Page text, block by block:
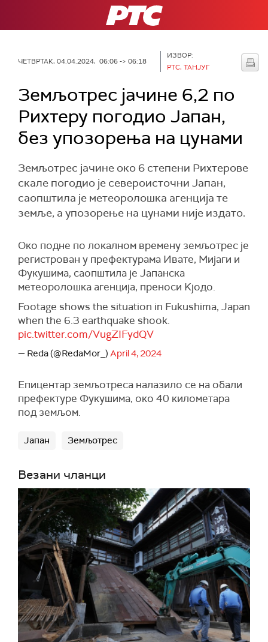
РТС
ЧЕТВРТАК, 04.04.2024, 06:06 -> 06:18
ИЗВОР:
РТС, ТАНЈУГ
Земљотрес јачине 6,2 по
Рихтеру погодио Јапан,
без упозорења на цунами
Земљотрес јачине око 6 степени Рихтерове
скале погодио је североисточни Јапан,
саопштила је метеоролошка агенција те
земље, а упозорење на цунами није издато.
Око подне по локалном времену земљотрес је
регистрован у префектурама Ивате, Мијаги и
Фукушима, саопштила је Јапанска
метеоролошка агенција, преноси Kјодо.
Footage shows the situation in Fukushima, Japan
when the 6.3 earthquake shook.
pic.twitter.com/VugZIFydQV
— Reda (@RedaMor_) April 4, 2024
Епицентар земљотреса налазило се на обали
префектуре Фукушима, око 40 километара
под земљом.
Јапан Земљотрес
Везани чланци